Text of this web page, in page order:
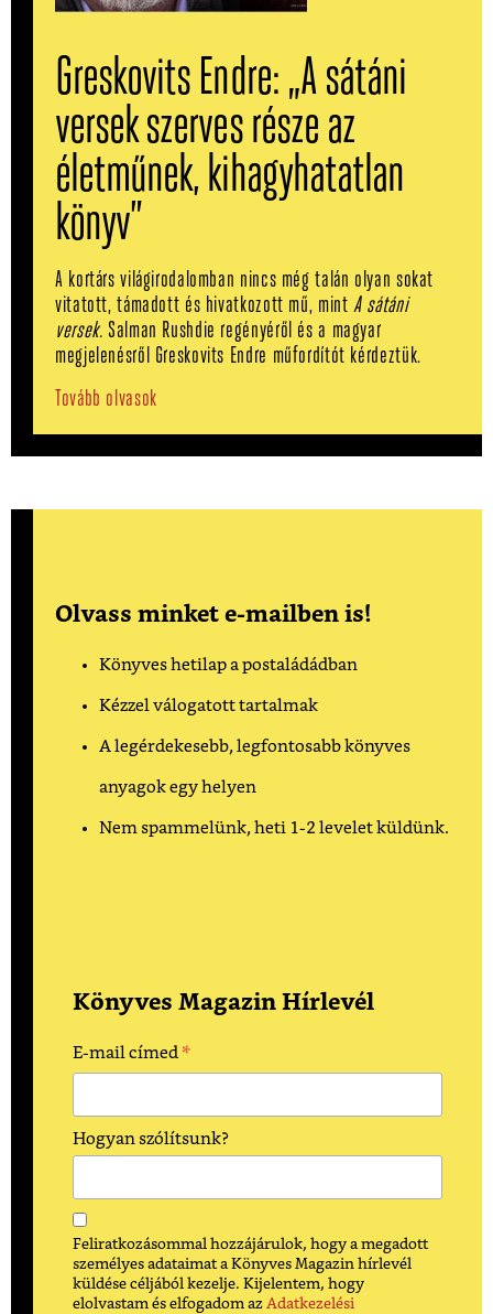
Greskovits Endre: „A sátáni
versek szerves része az
életműnek, kihagyhatatlan
könyv”
A kortárs világirodalomban nincs még talán olyan sokat
vitatott, támadott és hivatkozott mű, mintA sátáni
versek. Salman Rushdie regényéről és a magyar
megjelenésről Greskovits Endre műfordítót kérdeztük.
Tovább olvasok
Olvass minket e-mailben is!
Könyves hetilap a postaládádban
Kézzel válogatott tartalmak
A legérdekesebb, legfontosabb könyves
anyagok egy helyen
Nem spammelünk, heti 1-2 levelet küldünk.
Könyves Magazin Hírlevél
E-mail címed*
Hogyan szólítsunk?
Feliratkozásommal hozzájárulok, hogy a megadott
személyes adataimat a Könyves Magazin hírlevél
küldése céljából kezelje. Kijelentem, hogy
elolvastam és elfogadom az Adatkezelési